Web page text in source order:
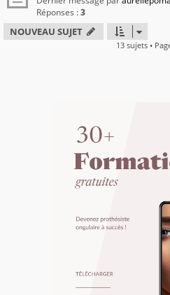
Réponses :3
NOUVEAU SUJET
13 sujets •